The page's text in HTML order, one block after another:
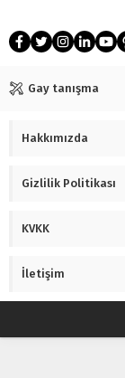
Gay tanışma
Hakkımızda
Gizlilik Politikası
KVKK
İletişim